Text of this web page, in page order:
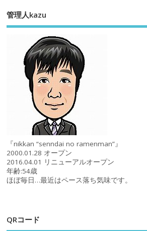
管理人kazu
『nikkan “senndai no ramenman”』
2000.01.28 オープン
2016.04.01 リニューアルオープン
年齢:54歳
ほぼ毎日…最近はペース落ち気味です。
QRコード